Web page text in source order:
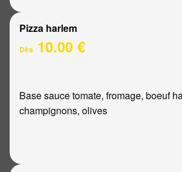
Pizza harlem
Dès 10.00 €
Base sauce tomate, fromage, boeuf
champignons, olives